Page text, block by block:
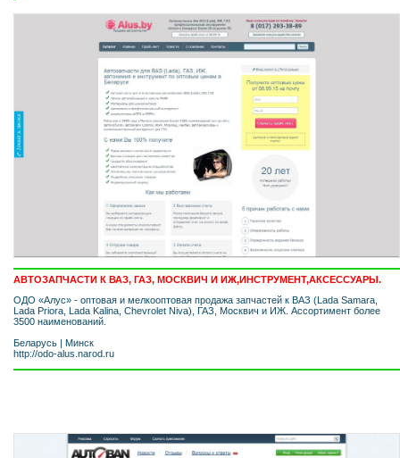
АВТОЗАПЧАСТИ К ВАЗ, ГАЗ, МОСКВИЧ И ИЖ,ИНСТРУМЕНТ,АКСЕССУАРЫ.
ОДО «Алус» - оптовая и мелкооптовая продажа запчастей к ВАЗ (Lada Samara,
Lada Priora, Lada Kalina, Chevrolet Niva), ГАЗ, Москвич и ИЖ. Ассортимент более
3500 наименований.
Беларусь | Минск
http://odo-alus.narod.ru